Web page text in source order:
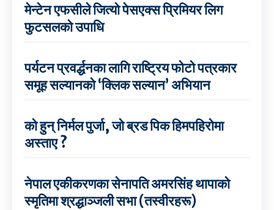
मेन्टेन एफसीले जित्यो पेसएक्स प्रिमियर लिग
फुटसलको उपाधि
पर्यटन प्रवर्द्धनका लागि राष्ट्रिय फोटो पत्रकार
समूह सल्यानको ‘क्लिक सल्यान’ अभियान
को हुन् निर्मल पुर्जा, जो ब्रड पिक हिमपहिरोमा
अस्ताए ?
नेपाल एकीकरणका सेनापति अमरसिंह थापाको
स्मृतिमा श्रद्धाञ्जली सभा (तस्वीरहरू)